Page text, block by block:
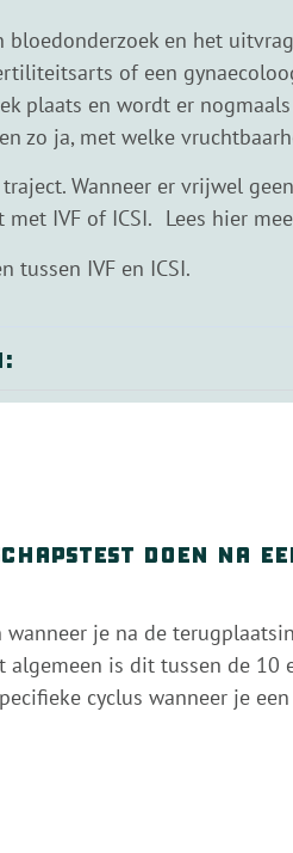
en het
of een
plaats en wordt er
zo ja, met welke
Wanneer er vrijwel
IVF of ICSI. Lees hier
tussen IVF en ICSI.
doen na
je na de
algemeen is dit tussen de 10
cyclus wanneer je